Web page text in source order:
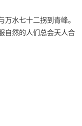
水七十二拐到青峰。
自然的人们总会天人合